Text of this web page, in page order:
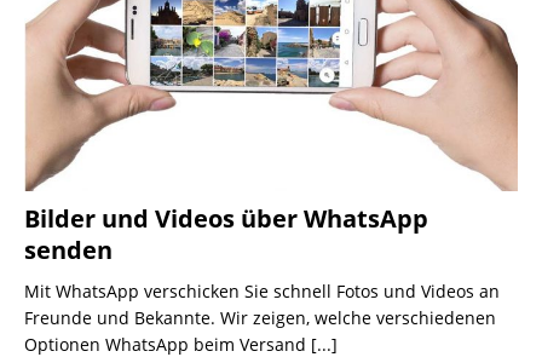
Bilder und Videos über WhatsApp
senden
Mit WhatsApp verschicken Sie schnell Fotos und Videos an
Freunde und Bekannte. Wir zeigen, welche verschiedenen
Optionen WhatsApp beim Versand [...]